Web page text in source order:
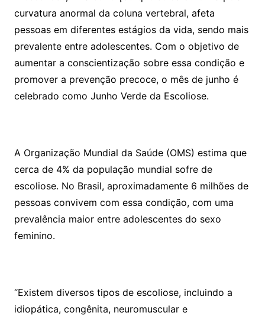
curvatura anormal da coluna vertebral, afeta
pessoas em diferentes estágios da vida, sendo mais
prevalente entre adolescentes. Com o objetivo de
aumentar a conscientização sobre essa condição e
promover a prevenção precoce, o mês de junho é
celebrado como Junho Verde da Escoliose.
A Organização Mundial da Saúde (OMS) estima que
cerca de 4% da população mundial sofre de
escoliose. No Brasil, aproximadamente 6 milhões de
pessoas convivem com essa condição, com uma
prevalência maior entre adolescentes do sexo
feminino.
“Existem diversos tipos de escoliose, incluindo a
idiopática, congênita, neuromuscular e